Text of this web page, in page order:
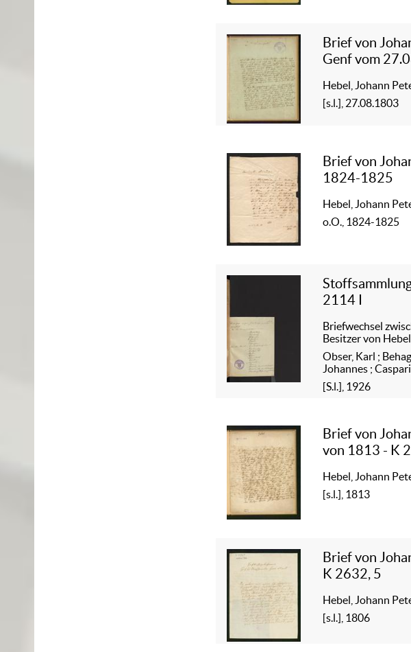
Brief von
Genf vom
Hebel, Johann
[s.l.], 27.08.1803
Brief von
1824-1825
Hebel, Johann
o.O., 1824-1825
2114 I
Briefwechsel
Besitzer von
Obser, Karl ;
Johannes ;
[S.l.], 1926
Brief von
von 1813 - K
Hebel, Johann
[s.l.], 1813
Brief von
K 2632, 5
Hebel, Johann
[s.l.], 1806